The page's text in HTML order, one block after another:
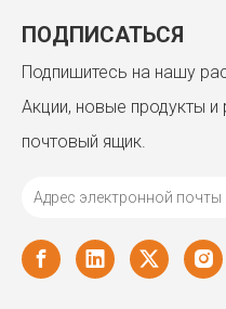
ПОДПИСАТЬСЯ
Подпишитесь на нашу
Акции, новые продукты
почтовый ящик.